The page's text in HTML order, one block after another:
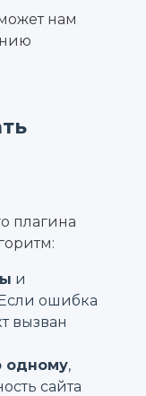
нам
плагина
и
Если ошибка
вызван
одному,
сайта